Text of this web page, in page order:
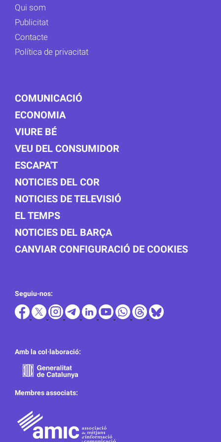
Qui som
Publicitat
Contacte
Política de privacitat
COMUNICACIÓ
ECONOMIA
VIURE BÉ
VEU DEL CONSUMIDOR
ESCAPA'T
NOTICIES DEL COR
NOTICIES DE TELEVISIÓ
EL TEMPS
NOTICIES DEL BARÇA
CANVIAR CONFIGURACIÓ DE COOKIES
Seguiu-nos:
Amb la col·laboració:
Membres associats: